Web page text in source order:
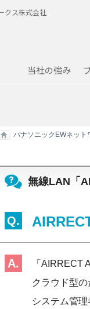
クス株式会社
当社の強み
パナソニックEWネット
無線LAN「
「AIRRECT
クラウド型
システム管